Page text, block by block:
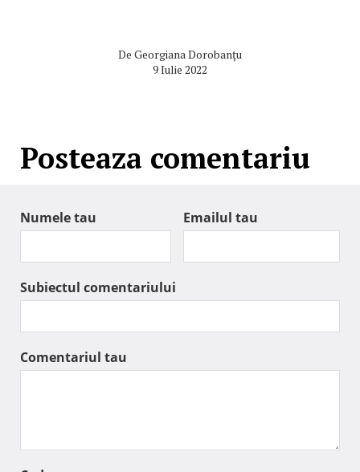
De Georgiana Dorobanțu
9 Iulie 2022
Posteaza comentariu
Numele tau Emailul tau
Subiectul comentariului
Comentariul tau